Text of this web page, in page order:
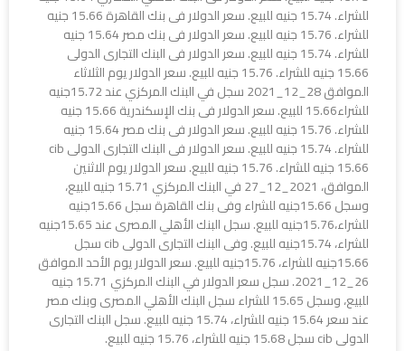
للشراء. 15.74 جنيه للبيع. سعر الدولار فى بنك القاهرة 15.66 جنيه
للشراء. 15.76 جنيه للبيع. سعر الدولار فى بنك مصر 15.64 جنيه
للشراء. 15.74 جنيه للبيع. سعر الدولار فى البنك التجارى الدولى
15.66 جنيه للشراء. 15.76 جنيه للبيع. سعر الدولار يوم الثلاثاء
الموافق 28_12_2021 سجل في البنك المركزي عند 15.72جنيه
للشراء15.66 للبيع. سعر الدولار فى بنك الإسكندرية 15.66 جنيه
للشراء. 15.76 جنيه للبيع. سعر الدولار فى بنك مصر 15.64 جنيه
للشراء. 15.74 جنيه للبيع. سعر الدولار فى البنك التجارى الدولى cib
15.66 جنيه للشراء. 15.76 جنيه للبيع. سعر الدولار يوم الاثنين
الموافق، 2021_12_27 في البنك المركزي 15.71 جنيه للبيع،
وسجل 15.66جنيه للشراء وفى بنك القاهرة سجل 15.66جنيه
للشراء،15.76جنيه للبيع. سجل البنك الأهلي المصرى عند 15.65جنيه
للشراء، 15.74جنيه للبيع. وفى البنك التجارى الدولى cib سجل
15.66جنيه للشراء، 15.76جنيه للبيع. سعر الدولار يوم الأحد الموافق
26_12_2021. سجل سعر الدولار في البنك المركزي 15.71 جنيه
للبيع، وسجل 15.65 للشراء سجل البنك الأهلي المصرى وبنك مصر
عند سعر 15.64 جنيه للشراء، 15.74 جنيه للبيع. سجل البنك التجارى
الدولى cib سجل 15.68 جنيه للشراء، 15.76 جنيه للبيع.